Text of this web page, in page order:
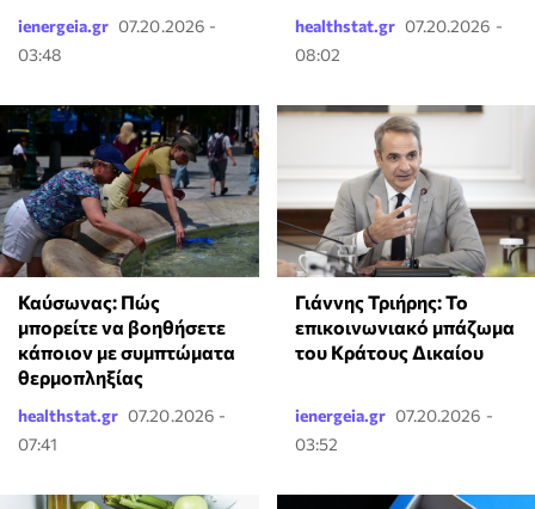
ienergeia.gr 07.20.2026 -
03:48
healthstat.gr 07.20.2026 -
08:02
Καύσωνας: Πώς
μπορείτε να βοηθήσετε
κάποιον με συμπτώματα
θερμοπληξίας
healthstat.gr 07.20.2026 -
07:41
Γιάννης Τριήρης: Το
επικοινωνιακό μπάζωμα
του Κράτους Δικαίου
ienergeia.gr 07.20.2026 -
03:52